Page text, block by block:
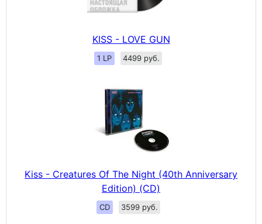
KISS - LOVE GUN
1 LP 4499 руб.
Kiss - Creatures Of The Night (40th Anniversary
Edition) (CD)
CD 3599 руб.